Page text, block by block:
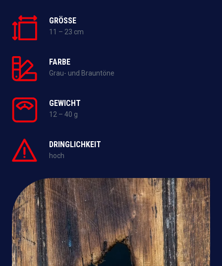
GRÖSSE
11 – 23 cm
FARBE
Grau- und Brauntöne
GEWICHT
12 – 40 g
DRINGLICHKEIT
hoch